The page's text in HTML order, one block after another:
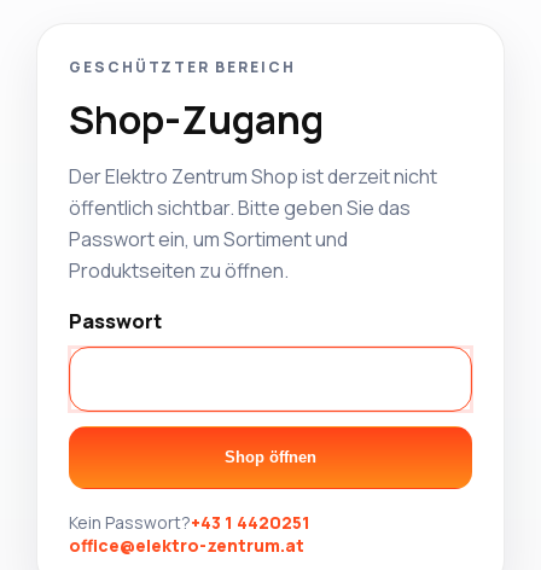
GESCHÜTZTER BEREICH
Shop-Zugang
Der Elektro Zentrum Shop ist derzeit nicht
öffentlich sichtbar. Bitte geben Sie das
Passwort ein, um Sortiment und
Produktseiten zu öffnen.
Passwort
Shop öffnen
Kein Passwort?+43 1 4420251
office@elektro-zentrum.at